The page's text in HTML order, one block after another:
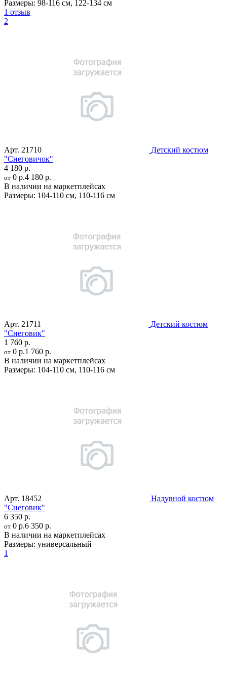
Размеры: 98-116 см, 122-134 см
1 отзыв
2
Арт. 21710
Детский костюм
"Снеговичок"
4 180 р.
от 0 р.4 180 р.
В наличии на маркетплейсах
Размеры: 104-110 см, 110-116 см
Арт. 21711
Детский костюм
"Снеговик"
1 760 р.
от 0 р.1 760 р.
В наличии на маркетплейсах
Размеры: 104-110 см, 110-116 см
Арт. 18452
Надувной костюм
"Снеговик"
6 350 р.
от 0 р.6 350 р.
В наличии на маркетплейсах
Размеры: универсальный
1